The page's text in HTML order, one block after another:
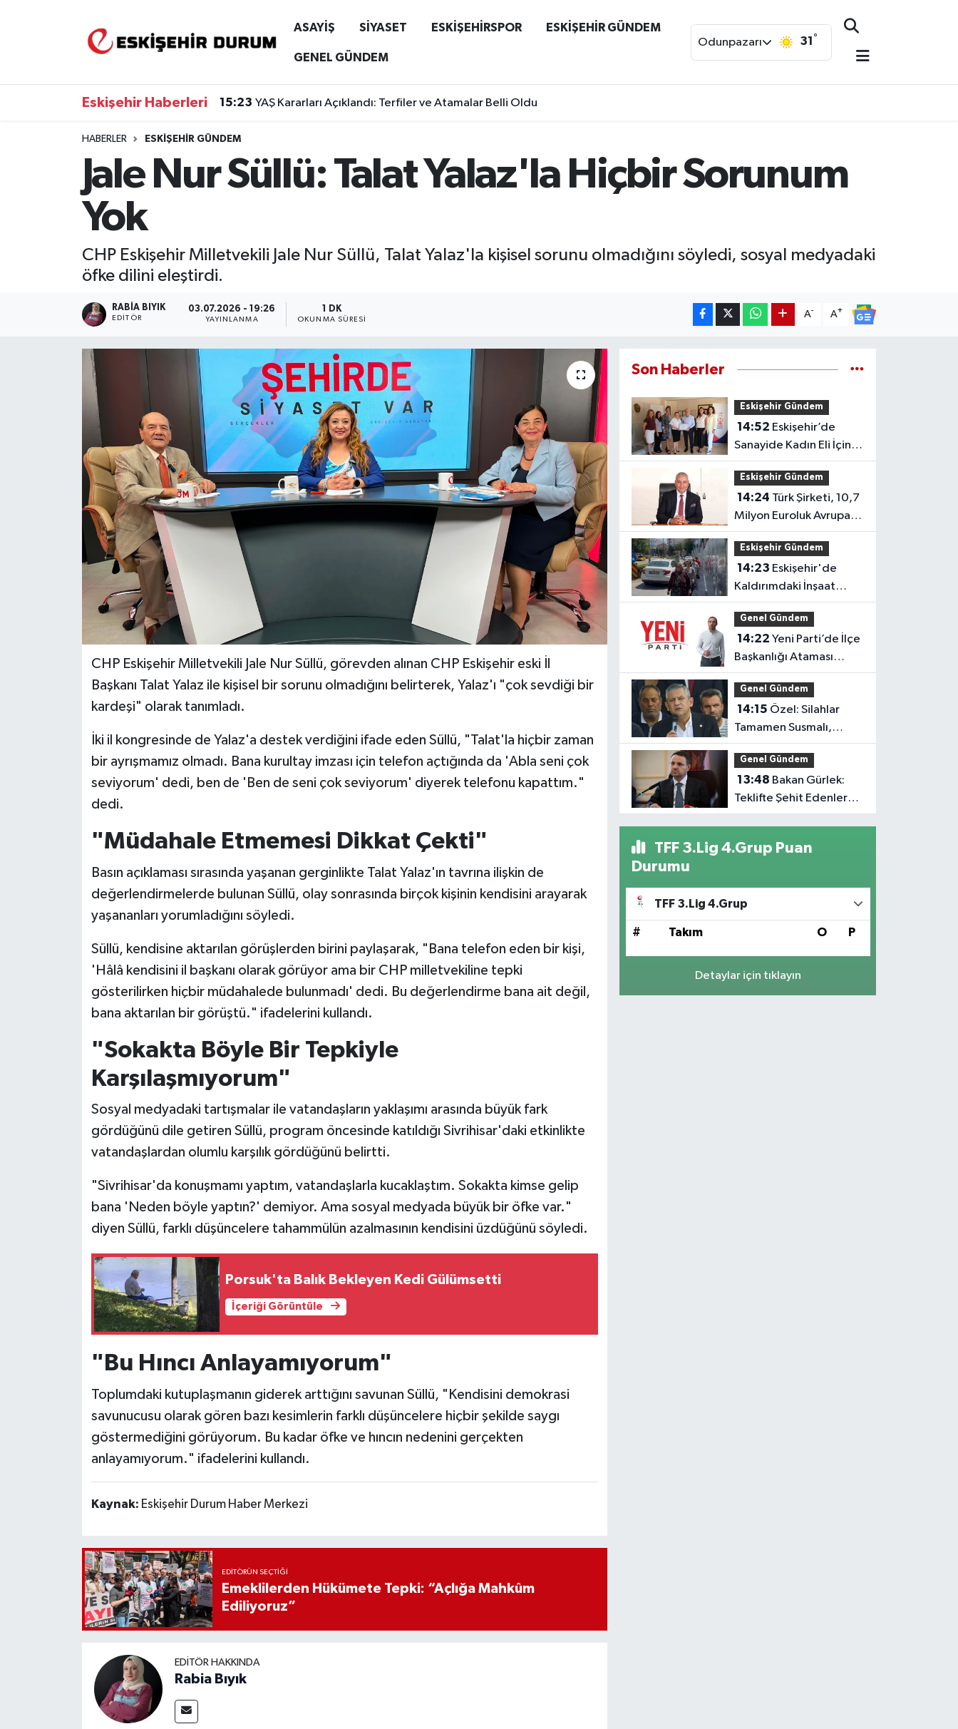
ASAYİŞ SİYASET ESKİŞEHİRSPOR ESKİŞEHİR GÜNDEM
GENEL GÜNDEM
Odunpazarı 31 °
Eskişehir Haberleri 15:23 YAŞ Kararları Açıklandı: Terfiler ve Atamalar Belli Oldu
HABERLER ESKIŞEHIR GÜNDEM
Jale Nur Süllü: Talat Yalaz'la Hiçbir Sorunum
Yok
CHP Eskişehir Milletvekili Jale Nur Süllü, Talat Yalaz'la kişisel sorunu olmadığını söyledi, sosyal medyadaki
öfke dilini eleştirdi.
RABIA BIYIK
EDITÖR
03.07.2026 - 19:26
YAYINLANMA
1 DK
OKUNMA SÜRESI
A- A+
CHP Eskişehir Milletvekili Jale Nur Süllü, görevden alınan CHP Eskişehir eski İl
Başkanı Talat Yalaz ile kişisel bir sorunu olmadığını belirterek, Yalaz'ı "çok sevdiği bir
kardeşi" olarak tanımladı.
İki il kongresinde de Yalaz'a destek verdiğini ifade eden Süllü, "Talat'la hiçbir zaman
bir ayrışmamız olmadı. Bana kurultay imzası için telefon açtığında da 'Abla seni çok
seviyorum' dedi, ben de 'Ben de seni çok seviyorum' diyerek telefonu kapattım."
dedi.
"Müdahale Etmemesi Dikkat Çekti"
Basın açıklaması sırasında yaşanan gerginlikte Talat Yalaz'ın tavrına ilişkin de
değerlendirmelerde bulunan Süllü, olay sonrasında birçok kişinin kendisini arayarak
yaşananları yorumladığını söyledi.
Süllü, kendisine aktarılan görüşlerden birini paylaşarak, "Bana telefon eden bir kişi,
'Hâlâ kendisini il başkanı olarak görüyor ama bir CHP milletvekiline tepki
gösterilirken hiçbir müdahalede bulunmadı' dedi. Bu değerlendirme bana ait değil,
bana aktarılan bir görüştü." ifadelerini kullandı.
"Sokakta Böyle Bir Tepkiyle
Karşılaşmıyorum"
Sosyal medyadaki tartışmalar ile vatandaşların yaklaşımı arasında büyük fark
gördüğünü dile getiren Süllü, program öncesinde katıldığı Sivrihisar'daki etkinlikte
vatandaşlardan olumlu karşılık gördüğünü belirtti.
"Sivrihisar'da konuşmamı yaptım, vatandaşlarla kucaklaştım. Sokakta kimse gelip
bana 'Neden böyle yaptın?' demiyor. Ama sosyal medyada büyük bir öfke var."
diyen Süllü, farklı düşüncelere tahammülün azalmasının kendisini üzdüğünü söyledi.
Porsuk'ta Balık Bekleyen Kedi Gülümsetti
İçeriği Görüntüle
"Bu Hıncı Anlayamıyorum"
Toplumdaki kutuplaşmanın giderek arttığını savunan Süllü, "Kendisini demokrasi
savunucusu olarak gören bazı kesimlerin farklı düşüncelere hiçbir şekilde saygı
göstermediğini görüyorum. Bu kadar öfke ve hıncın nedenini gerçekten
anlayamıyorum." ifadelerini kullandı.
Kaynak: Eskişehir Durum Haber Merkezi
EDITÖRÜN SEÇTIĞI
Emeklilerden Hükümete Tepki: “Açlığa Mahkûm
Ediliyoruz”
EDITÖR HAKKINDA
Rabia Bıyık
Son Haberler
Eskişehir Gündem
14:52
Sanayide Kadın Eli İçin
Güç Birliği
Eskişehir Gündem
14:24
Milyon Euroluk Avrupa
Enerji Projesinde Yer
Aldı
Eskişehir Gündem
14:23
Kaldırımdaki İnşaat
Paravanı Yayaları
Trafiğin Ortasında
Bıraktı
Genel Gündem
14:22
Başkanlığı Ataması
Tartışma Yarattı
Genel Gündem
14:15
Tamamen Susmalı,
Çözüm Meclis’te Olmalı
Genel Gündem
13:48
Teklifte Şehit Edenlere
Düzenleme Yok
TFF 3.Lig 4.Grup Puan
Durumu
TFF 3.Lig 4.Grup
# Takım O P
Detaylar için tıklayın
Eskişehir Nöbetçi Eczaneler
Eskişehir Trafik Yoğunluk Haritası
Süper Lig Puan Durumu ve Fikstür
Son Dakika Haberleri
Haber Arşivi